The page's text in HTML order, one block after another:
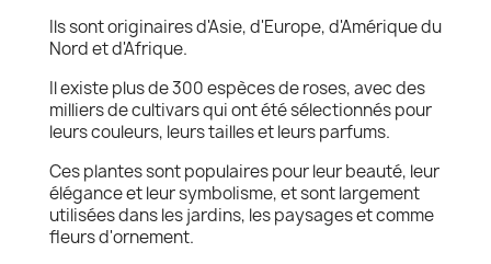
Ils sont originaires d'Asie, d'Europe, d'Amérique du
Nord et d'Afrique.
Il existe plus de 300 espèces de roses, avec des
milliers de cultivars qui ont été sélectionnés pour
leurs couleurs, leurs tailles et leurs parfums.
Ces plantes sont populaires pour leur beauté, leur
élégance et leur symbolisme, et sont largement
utilisées dans les jardins, les paysages et comme
fleurs d'ornement.